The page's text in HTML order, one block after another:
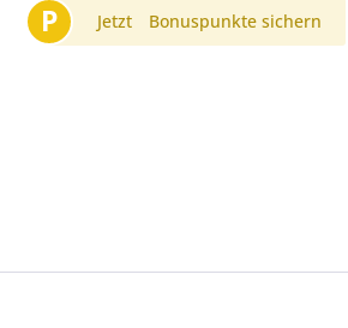
P Jetzt Bonuspunkte sichern